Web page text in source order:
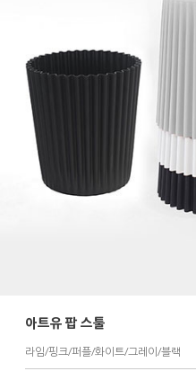
아트유 팝 스툴
라임/핑크/퍼플/화이트/그레이/블랙